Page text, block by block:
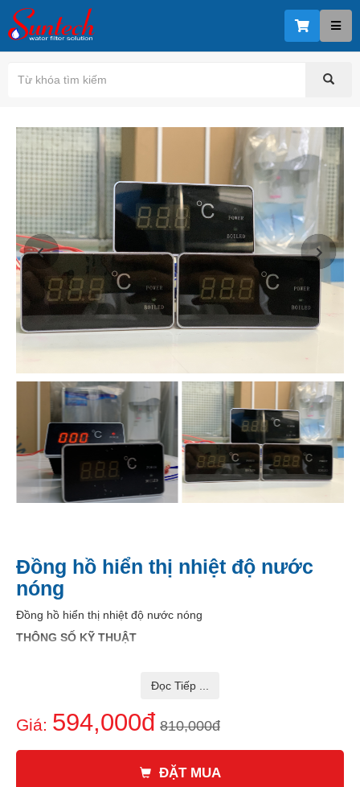
Đồng hồ hiển thị nhiệt độ nước
nóng
Đồng hồ hiển thị nhiệt độ nước nóng
THÔNG SỐ KỸ THUẬT
Nguồn điện: 220V
Có kèm theo cảm biến nhiệt độ
GIÁ BÁN SẢN PHẨM ĐÃ BAO GỒM THUẾ VAT
Đọc Tiếp ...
Giá: 594,000đ 810,000đ
ĐẶT MUA